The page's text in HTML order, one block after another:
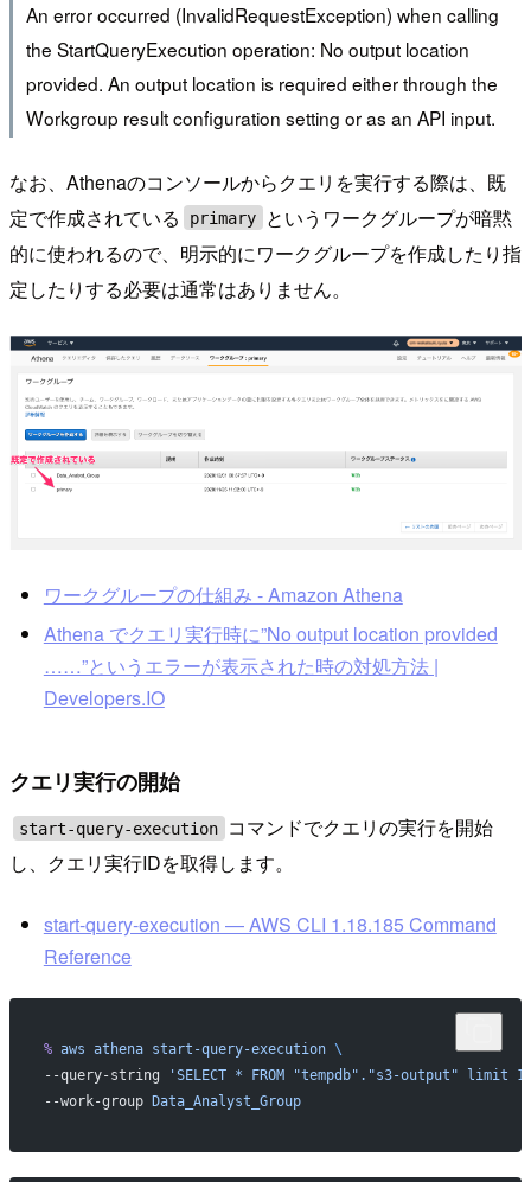
An error occurred (InvalidRequestException) when calling
the StartQueryExecution operation: No output location
provided. An output location is required either through the
Workgroup result configuration setting or as an API input.
なお、Athenaのコンソールからクエリを実行する際は、既
定で作成されている
primary
というワークグループが暗黙
的に使われるので、明示的にワークグループを作成したり指
定したりする必要は通常はありません。
ワークグループの仕組み - Amazon Athena
Athena でクエリ実行時に”No output location provided
……”というエラーが表示された時の対処方法 |
Developers.IO
クエリ実行の開始
start-query-execution
コマンドでクエリの実行を開始
し、クエリ実行IDを取得します。
start-query-execution — AWS CLI 1.18.185 Command
Reference
% aws athena start-query-execution \
--query-string
'SELECT * FROM "tempdb"."s3-output" limit
--work-group
Data_Analyst_Group